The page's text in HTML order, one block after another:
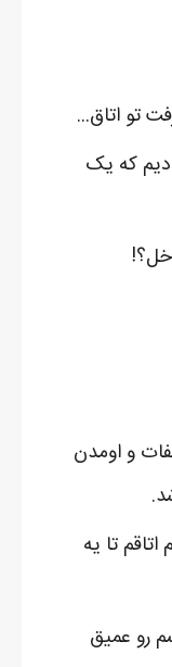
تو اتاق...
که یک
و اومدن
تا یه
رو عمیق